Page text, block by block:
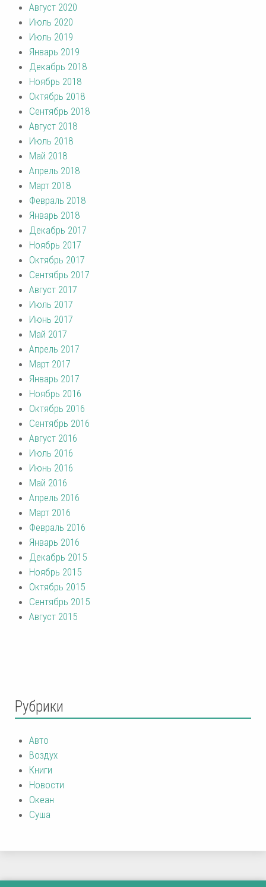
Август 2020
Июль 2020
Июль 2019
Январь 2019
Декабрь 2018
Ноябрь 2018
Октябрь 2018
Сентябрь 2018
Август 2018
Июль 2018
Май 2018
Апрель 2018
Март 2018
Февраль 2018
Январь 2018
Декабрь 2017
Ноябрь 2017
Октябрь 2017
Сентябрь 2017
Август 2017
Июль 2017
Июнь 2017
Май 2017
Апрель 2017
Март 2017
Январь 2017
Ноябрь 2016
Октябрь 2016
Сентябрь 2016
Август 2016
Июль 2016
Июнь 2016
Май 2016
Апрель 2016
Март 2016
Февраль 2016
Январь 2016
Декабрь 2015
Ноябрь 2015
Октябрь 2015
Сентябрь 2015
Август 2015
Рубрики
Авто
Воздух
Книги
Новости
Океан
Суша